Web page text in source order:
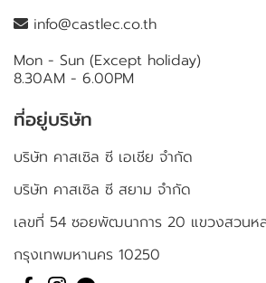
info@castlec.co.th
Mon - Sun (Except holiday)
8.30AM - 6.00PM
ที่อยู่บริษัท
บริษัท คาสเซิล ซี เอเชีย จำกัด
บริษัท คาสเซิล ซี สยาม จำกัด
เลขที่ 54 ซอยพัฒนาการ 20 แขวงสวนห
กรุงเทพมหานคร 10250